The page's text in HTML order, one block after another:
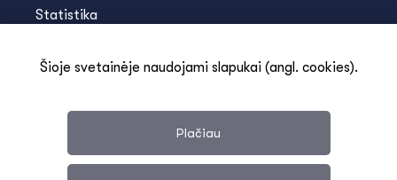
Statistika
Kontaktai
Šioje svetainėje naudojami slapukai (angl. cookies).
Plačiau